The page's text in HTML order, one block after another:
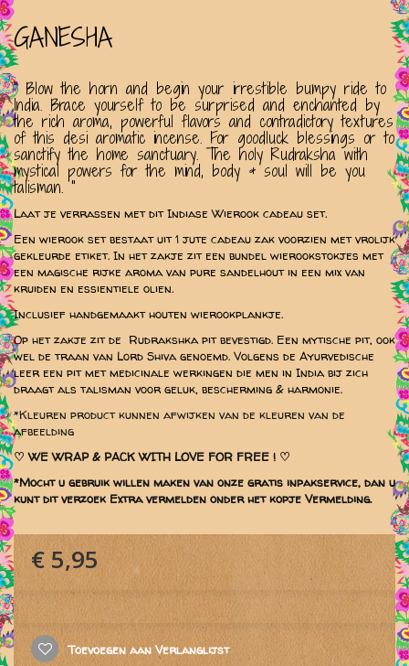
GANESHA
" Blow the horn and begin your irrestible bumpy ride to
India. Brace yourself to be surprised and enchanted by
the rich aroma, powerful flavors and contradictory textures
of this desi aromatic incense. For goodluck blessings or to
sanctify the home sanctuary. The holy Rudraksha with
mystical powers for the mind, body & soul will be you
talisman. "
Laat je verrassen met dit Indiase Wierook cadeau set.
Een wierook set bestaat uit 1 jute cadeau zak voorzien met vrolijk
gekleurde etiket. In het zakje zit een bundel wierookstokjes met
een magische rijke aroma van pure sandelhout in een mix van
kruiden en essientiele olien.
Inclusief handgemaakt houten wierookplankje.
Op het zakje zit de Rudrakshka pit bevestigd. Een mytische pit, ook
wel de traan van Lord Shiva genoemd. Volgens de Ayurvedische
leer een pit met medicinale werkingen die men in India bij zich
draagt als talisman voor geluk, bescherming & harmonie.
*Kleuren product kunnen afwijken van de kleuren van de
afbeelding
♡ WE WRAP & PACK WITH LOVE FOR FREE ! ♡
*Mocht u gebruik willen maken van onze gratis inpakservice, dan u
kunt dit verzoek Extra vermelden onder het kopje Vermelding.
€ 5,95
Toevoegen aan Verlanglijst